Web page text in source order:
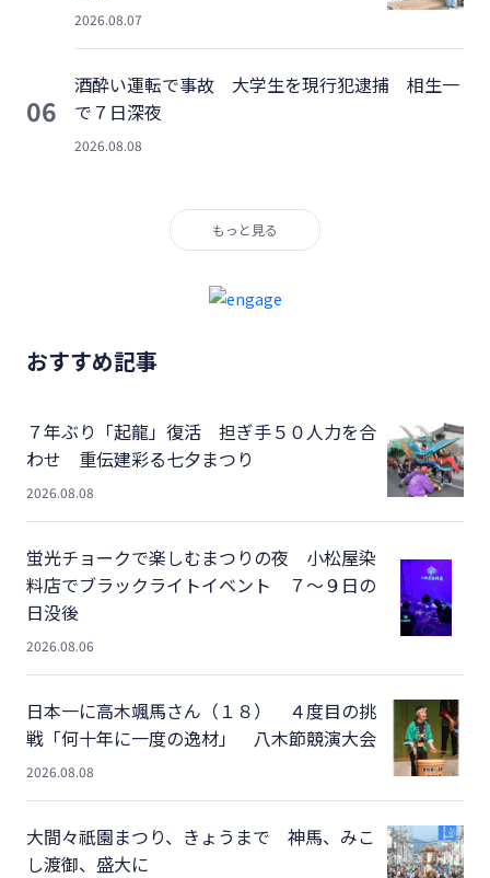
2026.08.07
06
酒酔い運転で事故 大学生を現行犯逮捕 相生一
で７日深夜
2026.08.08
もっと見る
おすすめ記事
７年ぶり「起龍」復活 担ぎ手５０人力を合
わせ 重伝建彩る七夕まつり
2026.08.08
蛍光チョークで楽しむまつりの夜 小松屋染
料店でブラックライトイベント ７～９日の
日没後
2026.08.06
日本一に高木颯馬さん（１８） ４度目の挑
戦「何十年に一度の逸材」 八木節競演大会
2026.08.08
大間々祇園まつり、きょうまで 神馬、みこ
し渡御、盛大に